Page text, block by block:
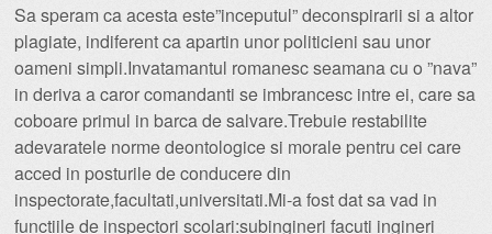
Sa speram ca acesta este”inceputul” deconspirarii si a altor
plagiate, indiferent ca apartin unor politicieni sau unor
oameni simpli.Invatamantul romanesc seamana cu o ”nava”
in deriva a caror comandanti se imbrancesc intre ei, care sa
coboare primul in barca de salvare.Trebuie restabilite
adevaratele norme deontologice si morale pentru cei care
acced in posturile de conducere din
inspectorate,facultati,universitati.Mi-a fost dat sa vad in
functiile de inspectori scolari:subingineri facuti ingineri